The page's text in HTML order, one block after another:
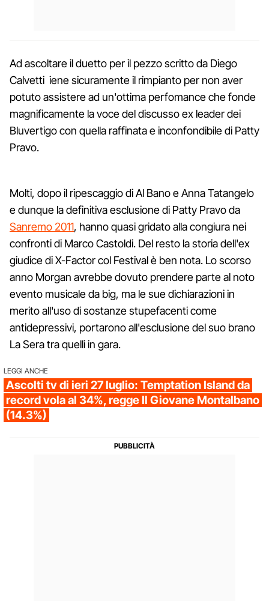
Ad ascoltare il duetto per il pezzo scritto da Diego
Calvetti iene sicuramente il rimpianto per non aver
potuto assistere ad un'ottima perfomance che fonde
magnificamente la voce del discusso ex leader dei
Bluvertigo con quella raffinata e inconfondibile di Patty
Pravo.
Molti, dopo il ripescaggio di Al Bano e Anna Tatangelo
e dunque la definitiva esclusione di Patty Pravo da
Sanremo 2011, hanno quasi gridato alla congiura nei
confronti di Marco Castoldi. Del resto la storia dell'ex
giudice di X-Factor col Festival è ben nota. Lo scorso
anno Morgan avrebbe dovuto prendere parte al noto
evento musicale da big, ma le sue dichiarazioni in
merito all'uso di sostanze stupefacenti come
antidepressivi, portarono all'esclusione del suo brano
La Sera tra quelli in gara.
LEGGI ANCHE
Ascolti tv di ieri 27 luglio: Temptation Island da
record vola al 34%, regge Il Giovane Montalbano
(14.3%)